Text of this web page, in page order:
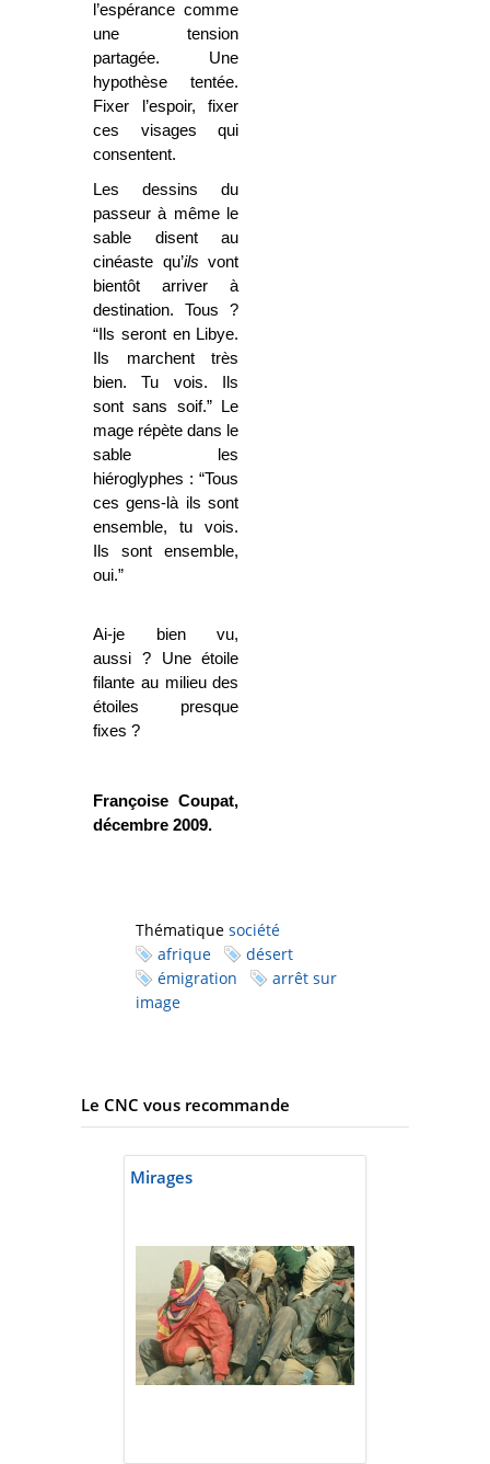
l’espérance comme
une tension
partagée. Une
hypothèse tentée.
Fixer l’espoir, fixer
ces visages qui
consentent.
Les dessins du
passeur à même le
sable disent au
cinéaste qu’ils vont
bientôt arriver à
destination. Tous ?
“Ils seront en Libye.
Ils marchent très
bien. Tu vois. Ils
sont sans soif.” Le
mage répète dans le
sable les
hiéroglyphes : “Tous
ces gens-là ils sont
ensemble, tu vois.
Ils sont ensemble,
oui.”
Ai-je bien vu,
aussi ? Une étoile
filante au milieu des
étoiles presque
fixes ?
Françoise Coupat,
décembre 2009.
Thématique société
afrique
désert
émigration
arrêt sur
image
Le CNC vous recommande
Mirages